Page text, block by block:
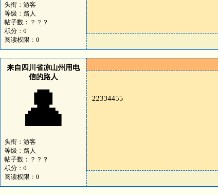
头衔：游客
等级：路人
帖子数：？？？
积分：0
阅读权限：0
来自四川省凉山州用电
信的路人
👤
头衔：游客
等级：路人
帖子数：？？？
积分：0
阅读权限：0
22334455